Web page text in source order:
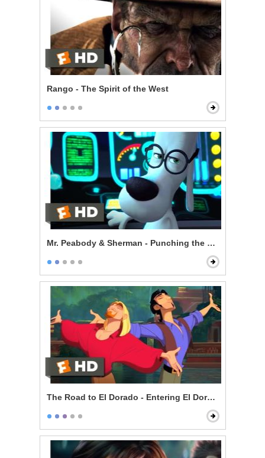
Rango - The Spirit of the West
Mr. Peabody & Sherman - Punching the Future in the
The Road to El Dorado - Entering El Dorado